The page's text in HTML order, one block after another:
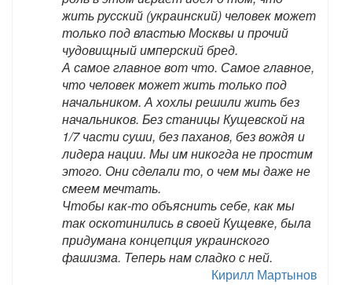
жить русский (украинский) человек может
только под властью Москвы и прочий
чудовищный имперский бред.
А самое главное вот что. Самое главное,
что человек может жить только под
начальником. А хохлы решили жить без
начальников. Без станицы Кущевской на
1/7 части суши, без паханов, без вождя и
лидера нации. Мы им никогда не простим
этого. Они сделали то, о чем мы даже не
смеем мечтать.
Чтобы как-то объяснить себе, как мы
так оскотинились в своей Кущевке, была
придумана концепция украинского
фашизма. Теперь нам сладко с ней.
Кирилл Мартынов